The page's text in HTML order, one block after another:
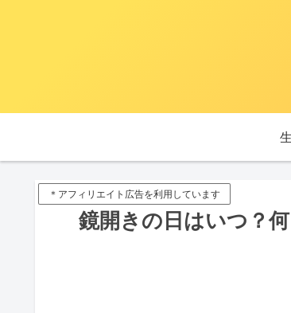
＊アフィリエイト広告を利用しています
鏡開きの日はいつ？